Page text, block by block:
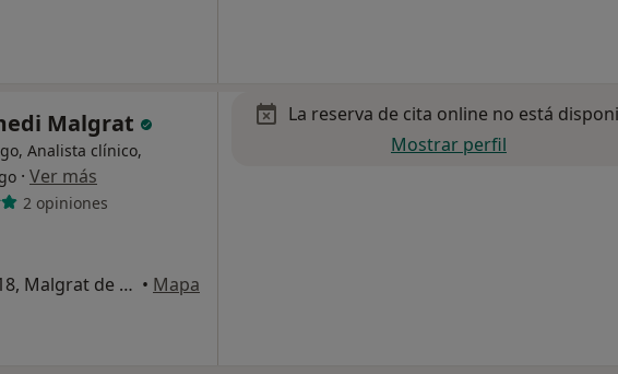
Malgrat
Analista clínico,
· Ver más
2 opiniones
Avinguda de Barcelona, 18, Malgrat de Mar • Mapa
La reserva de cita online no está
Mostrar perfil